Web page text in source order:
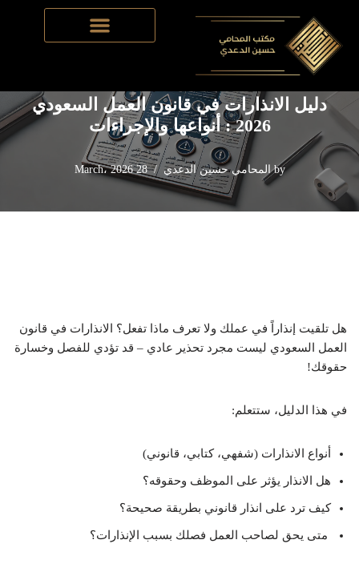
Skip
Home
- قانون العمل السعودي
دليل الانذارات في قانون العمل
السعودي 2026 : أنواعها والإجراءات
دليل الانذارات في قانون العمل السعودي
2026 : أنواعها والإجراءات
by المحامي حسين الدعدي 28 March، 2026
هل تلقيت إنذاراً في عملك ولا تعرف ماذا تفعل؟ الانذارات في قانون
العمل السعودي ليست مجرد تحذير عادي – قد تؤدي للفصل وخسارة
حقوقك!
في هذا الدليل، ستتعلم:
أنواع الانذارات (شفهي، كتابي، قانوني)
هل الانذار يؤثر على الموظف وحقوقه؟
كيف ترد على انذار قانوني بطريقة صحيحة؟
متى يحق لصاحب العمل فصلك بسبب الإنذارات؟